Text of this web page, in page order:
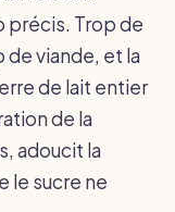
précis. Trop de
viande, et la
de lait entier
de la
adoucit la
le sucre ne